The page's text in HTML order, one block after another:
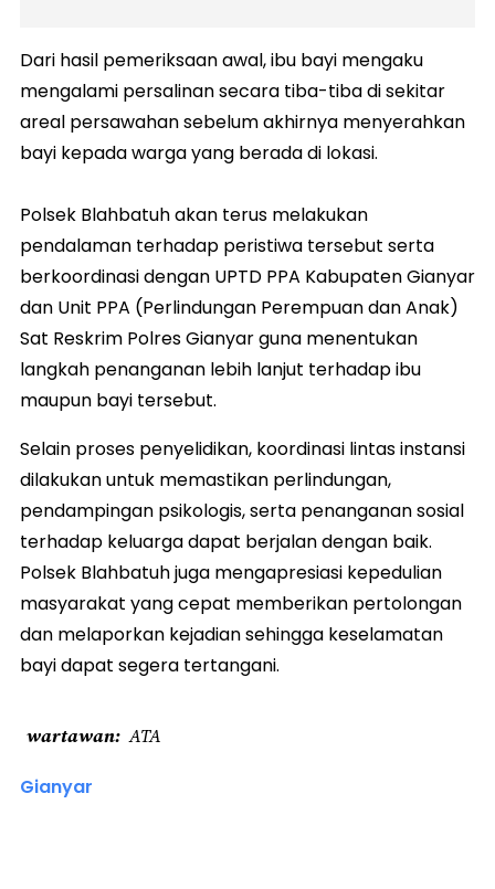
Dari hasil pemeriksaan awal, ibu bayi mengaku
mengalami persalinan secara tiba-tiba di sekitar
areal persawahan sebelum akhirnya menyerahkan
bayi kepada warga yang berada di lokasi.
Polsek Blahbatuh akan terus melakukan
pendalaman terhadap peristiwa tersebut serta
berkoordinasi dengan UPTD PPA Kabupaten Gianyar
dan Unit PPA (Perlindungan Perempuan dan Anak)
Sat Reskrim Polres Gianyar guna menentukan
langkah penanganan lebih lanjut terhadap ibu
maupun bayi tersebut.
Selain proses penyelidikan, koordinasi lintas instansi
dilakukan untuk memastikan perlindungan,
pendampingan psikologis, serta penanganan sosial
terhadap keluarga dapat berjalan dengan baik.
Polsek Blahbatuh juga mengapresiasi kepedulian
masyarakat yang cepat memberikan pertolongan
dan melaporkan kejadian sehingga keselamatan
bayi dapat segera tertangani.
wartawan ATA
Gianyar